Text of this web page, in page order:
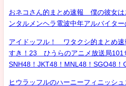
おネコさん的まとめ速報 僕の彼女は
ンタルメンヘラ電波中年アルバイタ
アイドッフル！ ワタクシ的まとめ
すき！23 ひうらのアニメ放送局101
SNH48！JKT48！MNL48！SGO48
ヒウラッフルのハーニーフィニッシ